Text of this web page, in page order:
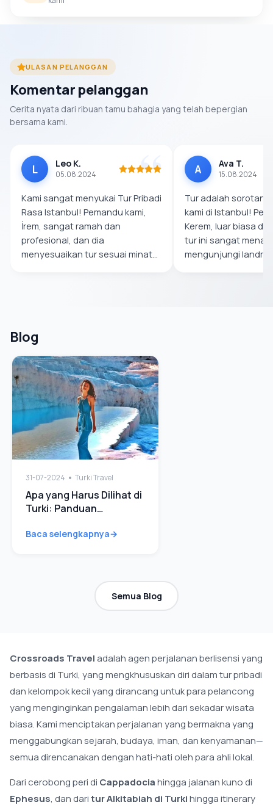
ULASAN PELANGGAN
Komentar pelanggan
Cerita nyata dari ribuan tamu bahagia yang telah bepergian
bersama kami.
L Leo K.
05.08.2024
Kami sangat menyukai Tur Pribadi
Rasa Istanbul! Pemandu kami,
İrem, sangat ramah dan
profesional, dan dia
menyesuaikan tur sesuai minat
A Ava T.
15.08.2024
Tur adalah sorotan
kami di Istanbul!
Kerem, luar biasa
tur ini sangat
mengunjungi
Blog
31-07-2024 Turki Travel
Apa yang Harus Dilihat di
Turki: Panduan
Cepat
Baca selengkapnya
Semua Blog
Crossroads Traveladalah agen perjalanan berlisensi yang
berbasis di Turki, yang mengkhususkan diri dalam tur pribadi
dan kelompok kecil yang dirancang untuk para pelancong
yang menginginkan pengalaman lebih dari sekadar wisata
biasa. Kami menciptakan perjalanan yang bermakna yang
menggabungkan sejarah, budaya, iman, dan kenyamanan—
semua direncanakan dengan hati-hati oleh para ahli lokal.
Dari cerobong peri di Cappadociahingga jalanan kuno di
Ephesus, dan daritur Alkitabiah di Turkihingga itinerary